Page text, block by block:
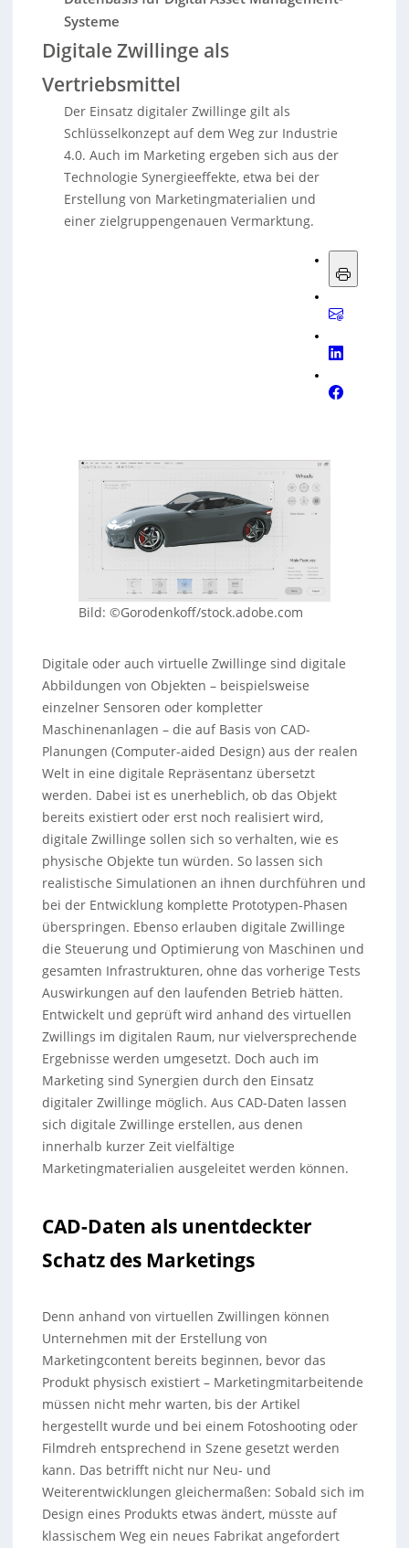
Systeme
Digitale Zwillinge als
Vertriebsmittel
Der Einsatz digitaler Zwillinge gilt als
Schlüsselkonzept auf dem Weg zur Industrie
4.0. Auch im Marketing ergeben sich aus der
Technologie Synergieeffekte, etwa bei der
Erstellung von Marketingmaterialien und
einer zielgruppengenauen Vermarktung.
Bild: ©Gorodenkoff/stock.adobe.com
Digitale oder auch virtuelle Zwillinge sind digitale
Abbildungen von Objekten – beispielsweise
einzelner Sensoren oder kompletter
Maschinenanlagen – die auf Basis von CAD-
Planungen (Computer-aided Design) aus der realen
Welt in eine digitale Repräsentanz übersetzt
werden. Dabei ist es unerheblich, ob das Objekt
bereits existiert oder erst noch realisiert wird,
digitale Zwillinge sollen sich so verhalten, wie es
physische Objekte tun würden. So lassen sich
realistische Simulationen an ihnen durchführen und
bei der Entwicklung komplette Prototypen-Phasen
überspringen. Ebenso erlauben digitale Zwillinge
die Steuerung und Optimierung von Maschinen und
gesamten Infrastrukturen, ohne das vorherige Tests
Auswirkungen auf den laufenden Betrieb hätten.
Entwickelt und geprüft wird anhand des virtuellen
Zwillings im digitalen Raum, nur vielversprechende
Ergebnisse werden umgesetzt. Doch auch im
Marketing sind Synergien durch den Einsatz
digitaler Zwillinge möglich. Aus CAD-Daten lassen
sich digitale Zwillinge erstellen, aus denen
innerhalb kurzer Zeit vielfältige
Marketingmaterialien ausgeleitet werden können.
CAD-Daten als unentdeckter
Schatz des Marketings
Denn anhand von virtuellen Zwillingen können
Unternehmen mit der Erstellung von
Marketingcontent bereits beginnen, bevor das
Produkt physisch existiert – Marketingmitarbeitende
müssen nicht mehr warten, bis der Artikel
hergestellt wurde und bei einem Fotoshooting oder
Filmdreh entsprechend in Szene gesetzt werden
kann. Das betrifft nicht nur Neu- und
Weiterentwicklungen gleichermaßen: Sobald sich im
Design eines Produkts etwas ändert, müsste auf
klassischem Weg ein neues Fabrikat angefordert